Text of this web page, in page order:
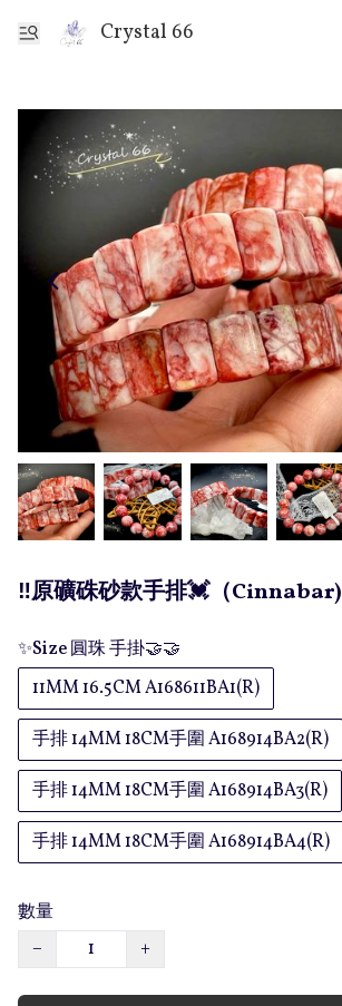
Crystal 66
‼️原礦硃砂款手排💓（Cinnabar)
✨Size 圓珠 手掛🤝🤝
11MM 16.5CM A168611BA1(R)
手排 14MM 18CM手圍 A168914BA2(R)
手排 14MM 18CM手圍 A168914BA3(R)
手排 14MM 18CM手圍 A168914BA4(R)
數量
−
+